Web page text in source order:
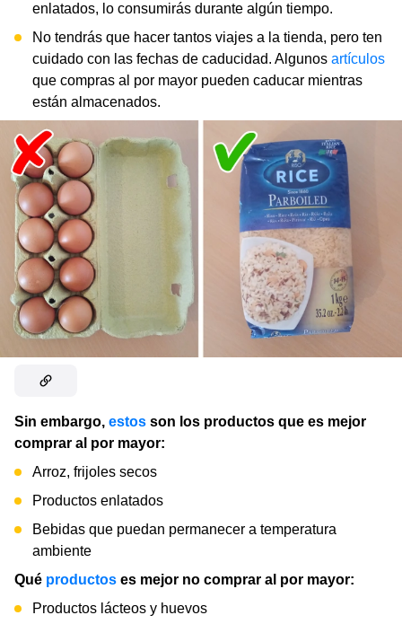
enlatados, lo consumirás durante algún tiempo.
No tendrás que hacer tantos viajes a la tienda, pero ten
cuidado con las fechas de caducidad. Algunos artículos
que compras al por mayor pueden caducar mientras
están almacenados.
Sin embargo, estos son los productos que es mejor
comprar al por mayor:
Arroz, frijoles secos
Productos enlatados
Bebidas que puedan permanecer a temperatura
ambiente
Qué productos es mejor no comprar al por mayor:
Productos lácteos y huevos